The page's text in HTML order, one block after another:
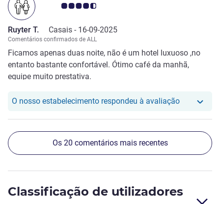
Nota clientes Avis 4.5/5
Ruyter T. Casais - 16-09-2025
Comentários confirmados de ALL
Ficamos apenas duas noite, não é um hotel luxuoso ,no
entanto bastante confortável. Ótimo café da manhã,
equipe muito prestativa.
O nosso estabelecimento respondeu à avaliaçãoO nosso
Os 20 comentários mais recentes
Classificação de utilizadores